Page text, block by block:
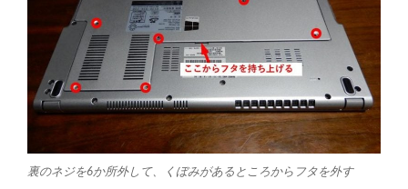
裏のネジを6か所外して、くぼみがあるところからフタを外す